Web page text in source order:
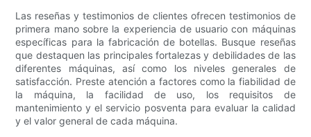
Las reseñas y testimonios de clientes ofrecen testimonios de
primera mano sobre la experiencia de usuario con máquinas
específicas para la fabricación de botellas. Busque reseñas
que destaquen las principales fortalezas y debilidades de las
diferentes máquinas, así como los niveles generales de
satisfacción. Preste atención a factores como la fiabilidad de
la máquina, la facilidad de uso, los requisitos de
mantenimiento y el servicio posventa para evaluar la calidad
y el valor general de cada máquina.